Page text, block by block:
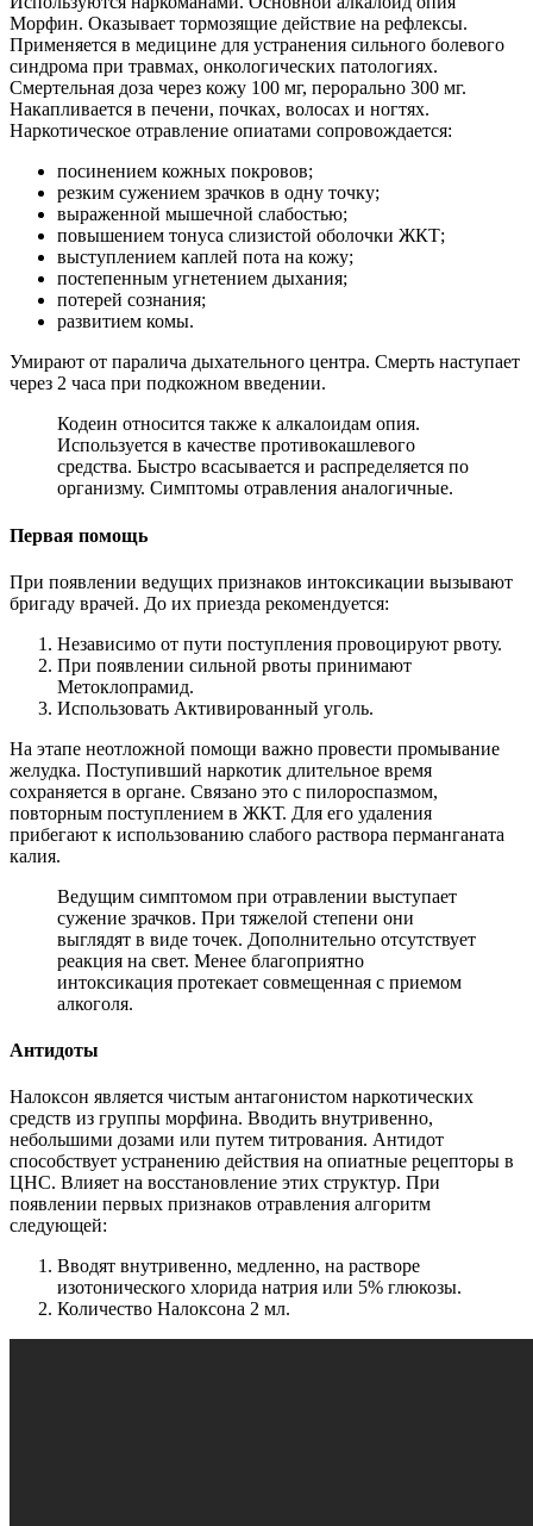
Морфин. Оказывает тормозящие действие на рефлексы.
Применяется в медицине для устранения сильного болевого
синдрома при травмах, онкологических патологиях.
Смертельная доза через кожу 100 мг, перорально 300 мг.
Накапливается в печени, почках, волосах и ногтях.
Наркотическое отравление опиатами сопровождается:
посинением кожных покровов;
резким сужением зрачков в одну точку;
выраженной мышечной слабостью;
повышением тонуса слизистой оболочки ЖКТ;
выступлением каплей пота на кожу;
постепенным угнетением дыхания;
потерей сознания;
развитием комы.
Умирают от паралича дыхательного центра. Смерть наступает
через 2 часа при подкожном введении.
Кодеин относится также к алкалоидам опия.
Используется в качестве противокашлевого
средства. Быстро всасывается и распределяется по
организму. Симптомы отравления аналогичные.
Первая помощь
При появлении ведущих признаков интоксикации вызывают
бригаду врачей. До их приезда рекомендуется:
Независимо от пути поступления провоцируют рвоту.
При появлении сильной рвоты принимают
Метоклопрамид.
Использовать Активированный уголь.
На этапе неотложной помощи важно провести промывание
желудка. Поступивший наркотик длительное время
сохраняется в органе. Связано это с пилороспазмом,
повторным поступлением в ЖКТ. Для его удаления
прибегают к использованию слабого раствора перманганата
калия.
Ведущим симптомом при отравлении выступает
сужение зрачков. При тяжелой степени они
выглядят в виде точек. Дополнительно отсутствует
реакция на свет. Менее благоприятно
интоксикация протекает совмещенная с приемом
алкоголя.
Антидоты
Налоксон является чистым антагонистом наркотических
средств из группы морфина. Вводить внутривенно,
небольшими дозами или путем титрования. Антидот
способствует устранению действия на опиатные рецепторы в
ЦНС. Влияет на восстановление этих структур. При
появлении первых признаков отравления алгоритм
следующей:
Вводят внутривенно, медленно, на растворе
изотонического хлорида натрия или 5% глюкозы.
Количество Налоксона 2 мл.